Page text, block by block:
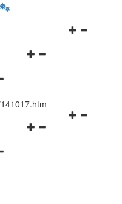
Navigationsmenü
Navigationsmenü